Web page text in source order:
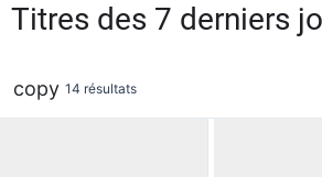
Titres des 7 derniers
copy 14 résultats